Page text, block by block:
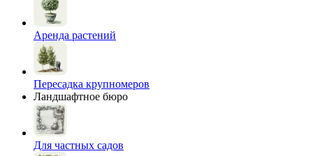
Аренда растений
Пересадка крупномеров
Ландшафтное бюро
Для частных садов